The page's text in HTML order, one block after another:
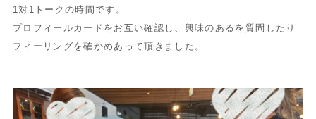
1対1トークの時間です。
プロフィールカードをお互い確認し、興味のあるを質問したり
フィーリングを確かめあって頂きました。